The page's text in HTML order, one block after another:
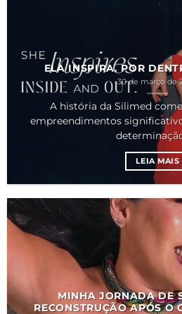
ELA INSPIRA. POR
30 de março de
A história da Silimed
empreendimentos
LEIA MAIS
MINHA JORNADA DE
RECONSTRUÇÃO APÓS O